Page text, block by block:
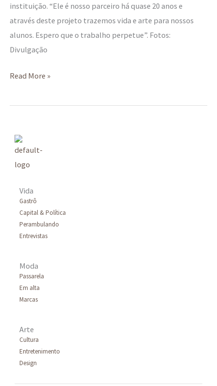
instituição. “Ele é nosso parceiro há quase 20 anos e
através deste projeto trazemos vida e arte para nossos
alunos. Espero que o trabalho perpetue”. Fotos:
Divulgação
Read More »
Vida
Gastrô
Capital & Política
Perambulando
Entrevistas
Moda
Passarela
Em alta
Marcas
Arte
Cultura
Entretenimento
Design